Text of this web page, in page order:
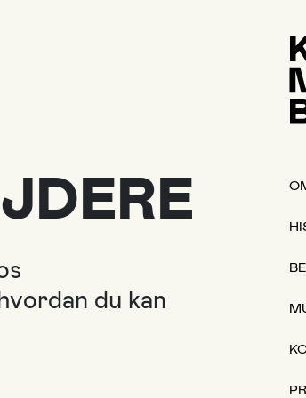
du kan